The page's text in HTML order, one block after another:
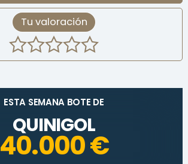
Tu valoración
ESTA SEMANA BOTE DE
QUINIGOL
40.000 €